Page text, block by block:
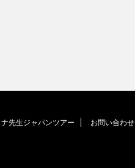
先生ジャパンツアー お問い合わせ